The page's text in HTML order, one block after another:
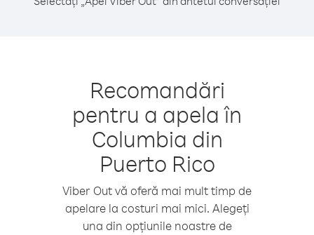
Recomandări
pentru a apela în
Columbia din
Puerto Rico
Viber Out vă oferă mai mult timp de
apelare la costuri mai mici. Alegeți
una din opțiunile noastre de